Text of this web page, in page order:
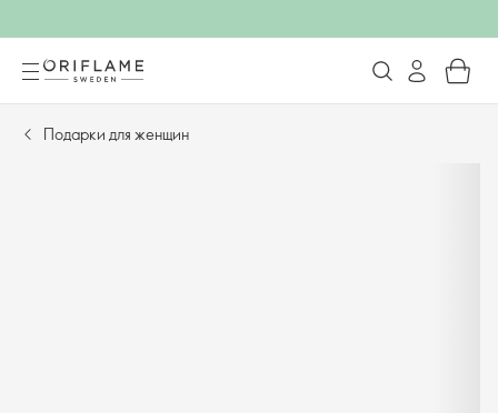
Подарки для женщин